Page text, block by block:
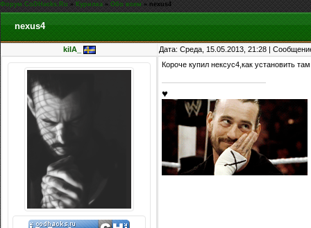
Форум CoDHacks.Ru » Курилка » Обо всем » nexus4
nexus4
kiIA_ Дата: Среда, 15.05.2013, 21:28 |
Короче купил нексус4,как установить
♥